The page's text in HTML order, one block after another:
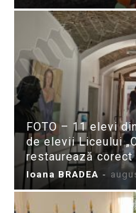
FOTO – 11 elevi
de elevii Liceului
restaurează corect
Ioana BRADEA -